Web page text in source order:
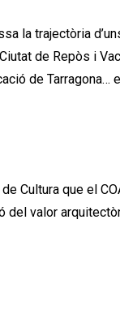
la trajectòria
de Repòs i
de Tarragona…
Cultura que el
del valor